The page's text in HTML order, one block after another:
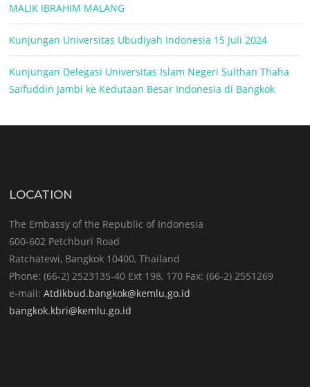
MALIK IBRAHIM MALANG
Kunjungan Universitas Ubudiyah Indonesia 15 Juli 2024
Kunjungan Delegasi Universitas Islam Negeri Sulthan Thaha
Saifuddin Jambi ke Kedutaan Besar Indonesia di Bangkok
LOCATION
The Embassy of the Republic of Indonesia
600-602 Petchburi Road
Ratchatewi, Bangkok 10400, Thailand
Phone: (66-2) 2523135-40 Ext 198, 170 Fax: (66-2) 2551269
e-mail:Atdikbud.bangkok@kemlu.go.id
bangkok.kbri@kemlu.go.id